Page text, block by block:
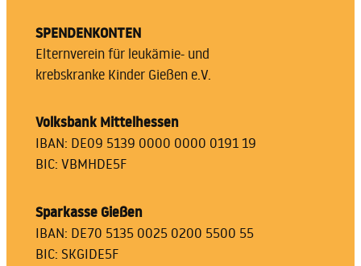
SPENDENKONTEN
Elternverein für leukämie- und
krebskranke Kinder Gießen e.V.
Volksbank Mittelhessen
IBAN: DE09 5139 0000 0000 0191 19
BIC: VBMHDE5F
Sparkasse Gießen
IBAN: DE70 5135 0025 0200 5500 55
BIC: SKGIDE5F